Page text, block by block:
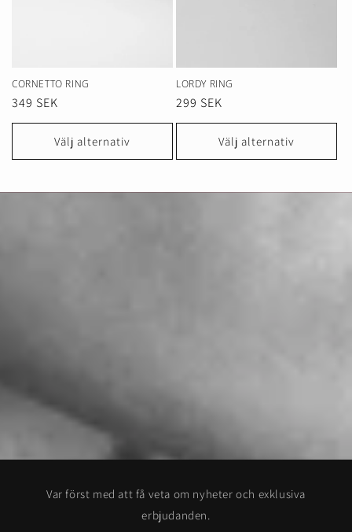
CORNETTO RING
Ordinarie
pris
349 SEK
Välj alternativ
LORDY RING
Ordinarie
pris
299 SEK
Välj alternativ
Var först med att få veta om nyheter och exklusiva
erbjudanden.